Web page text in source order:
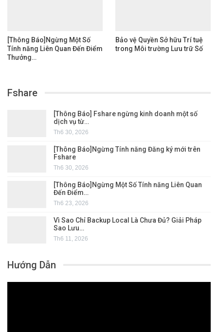
[Thông Báo]Ngừng Một Số
Tính năng Liên Quan Đến Điểm
Thưởng…
Bảo vệ Quyền Sở hữu Trí tuệ
trong Môi trường Lưu trữ Số
Fshare
[Thông Báo] Fshare ngừng kinh doanh một số
dịch vụ từ…
Th6 30, 2026
[Thông Báo]Ngừng Tính năng Đăng ký mới trên
Fshare
Th6 30, 2026
[Thông Báo]Ngừng Một Số Tính năng Liên Quan
Đến Điểm…
Th6 23, 2026
Vì Sao Chỉ Backup Local Là Chưa Đủ? Giải Pháp
Sao Lưu…
Th6 11, 2026
Hướng Dẫn